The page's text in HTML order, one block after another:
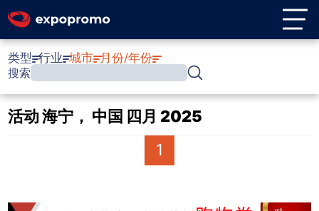
类型 行业 城市 月份/年份
搜索
活动 海宁， 中国 四月 2025
1